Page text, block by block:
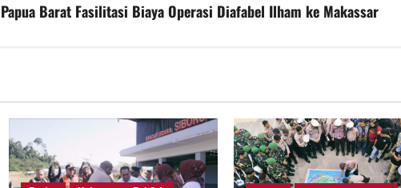
Barat Fasilitasi Biaya Operasi Diafabel Ilham ke Makassar